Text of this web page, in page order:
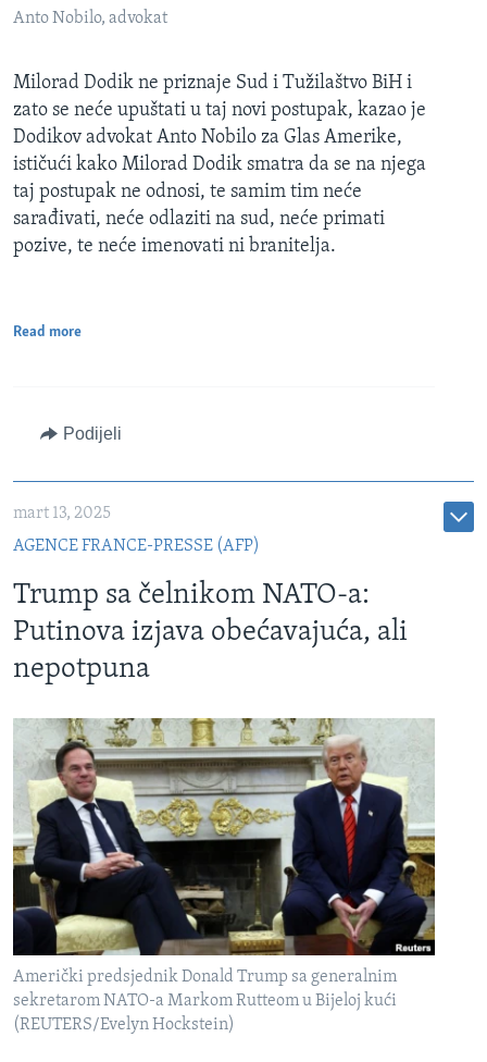
Anto Nobilo, advokat
Milorad Dodik ne priznaje Sud i Tužilaštvo BiH i
zato se neće upuštati u taj novi postupak, kazao je
Dodikov advokat Anto Nobilo za Glas Amerike,
ističući kako Milorad Dodik smatra da se na njega
taj postupak ne odnosi, te samim tim neće
sarađivati, neće odlaziti na sud, neće primati
pozive, te neće imenovati ni branitelja.
Read more
Podijeli
mart 13, 2025
AGENCE FRANCE-PRESSE (AFP)
Trump sa čelnikom NATO-a:
Putinova izjava obećavajuća, ali
nepotpuna
Američki predsjednik Donald Trump sa generalnim
sekretarom NATO-a Markom Rutteom u Bijeloj kući
(REUTERS/Evelyn Hockstein)